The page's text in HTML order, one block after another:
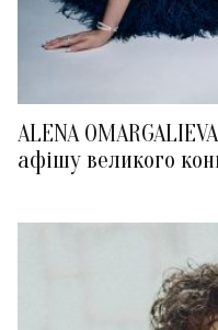
ALENA
афішу великого